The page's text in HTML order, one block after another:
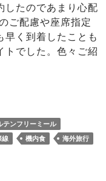
したのであまり心配
ご配慮や座席指定
く到着したことも
トでした。色々ご紹
便 0歳児子連れ
テンフリーミール
線 機内食
海外旅行